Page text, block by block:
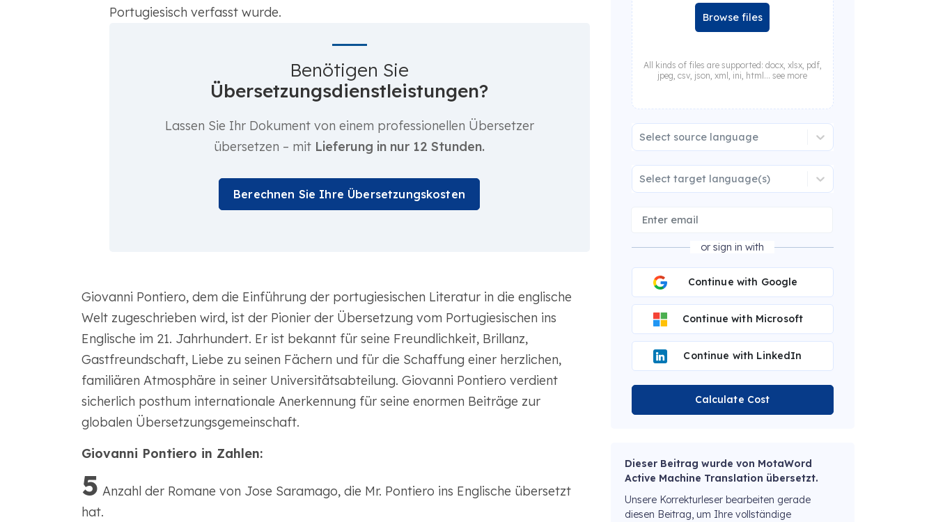
Portugiesisch verfasst wurde.
Benötigen Sie
Übersetzungsdienstleistungen?
Lassen Sie Ihr Dokument von einem professionellen Übersetzer
übersetzen – mit Lieferung in nur 12 Stunden.
Berechnen Sie Ihre Übersetzungskosten
Giovanni Pontiero, dem die Einführung der portugiesischen Literatur in die englische
Welt zugeschrieben wird, ist der Pionier der Übersetzung vom Portugiesischen ins
Englische im 21. Jahrhundert. Er ist bekannt für seine Freundlichkeit, Brillanz,
Gastfreundschaft, Liebe zu seinen Fächern und für die Schaffung einer herzlichen,
familiären Atmosphäre in seiner Universitätsabteilung. Giovanni Pontiero verdient
sicherlich posthum internationale Anerkennung für seine enormen Beiträge zur
globalen Übersetzungsgemeinschaft.
Giovanni Pontiero in Zahlen:
5 Anzahl der Romane von Jose Saramago, die Mr. Pontiero ins Englische übersetzt
hat.
Browse files
All kinds of files are supported: docx, xlsx, pdf,
jpeg, csv, json, xml, ini, html... see more
Select source language
Select target language(s)
or sign in with
Continue with Google
Continue with Microsoft
Continue with LinkedIn
Calculate Cost
Dieser Beitrag wurde von MotaWord
Active Machine Translation übersetzt.
Unsere Korrekturleser bearbeiten gerade
diesen Beitrag, um Ihre vollständige